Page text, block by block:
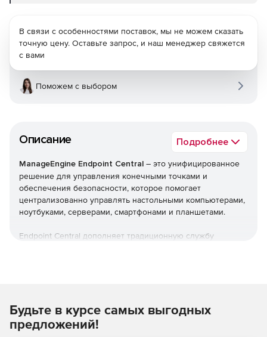
Описание Подробнее
ManageEngine Endpoint Central – это унифицированное
решение для управления конечными точками и
обеспечения безопасности, которое помогает
централизованно управлять настольными компьютерами,
ноутбуками, серверами, смартфонами и планшетами.
Endpoint Central дополняет традиционную службу
образов и развертывание ОС. Кроме того,решение
позволяет управлять активами и лицензиями на ПО,
отслеживать статистику использования ПО, управлять
В связи с особенностями поставок, мы не можем сказать
точную цену. Оставьте запрос, и наш менеджер свяжется
с вами
Поможем с выбором
Будьте в курсе самых выгодных
предложений!